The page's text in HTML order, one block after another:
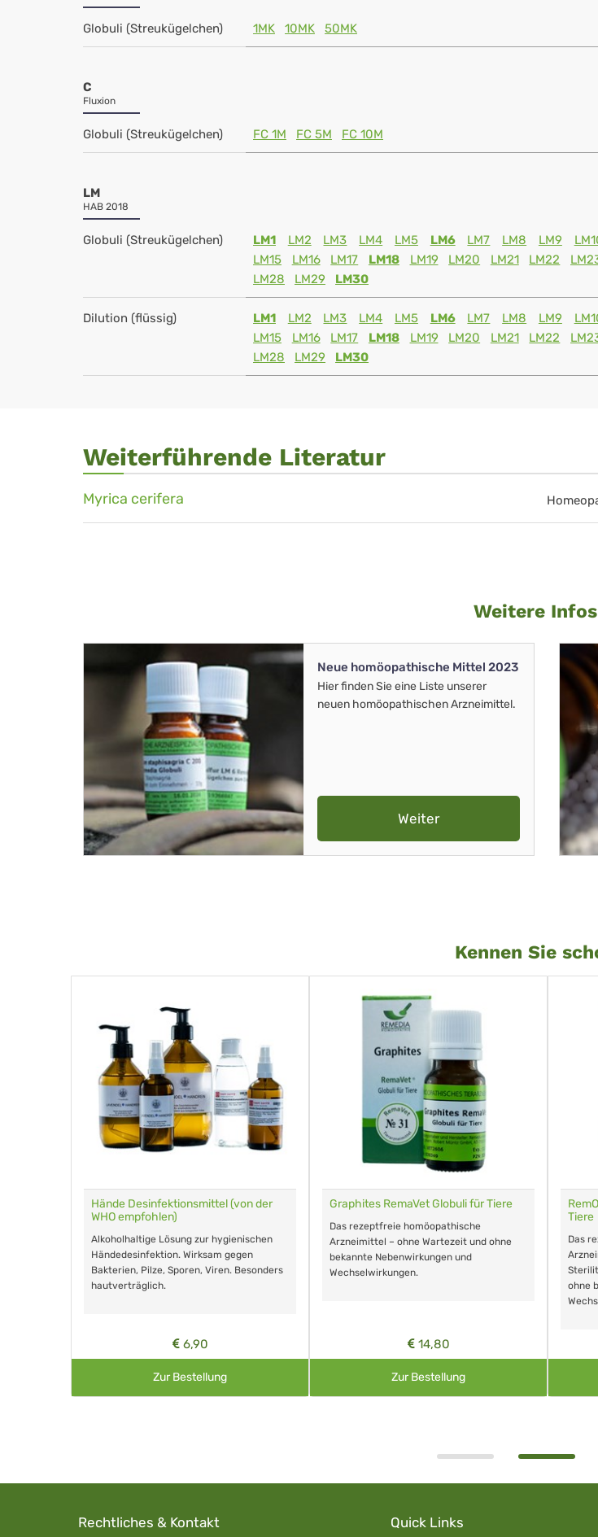
Globuli (Streukügelchen) 1MK 10MK 50MK
C
Fluxion
Globuli (Streukügelchen) FC 1M FC 5M FC 10M
LM
HAB 2018
Globuli (Streukügelchen) LM1 LM2 LM3 LM4 LM5 LM6 LM7 LM8 LM9
LM15
LM16 LM17 LM18 LM19 LM20 LM21 LM22
LM28
LM29 LM30
Dilution (flüssig) LM1 LM2 LM3 LM4 LM5 LM6 LM7 LM8 LM9
LM15
LM16 LM17 LM18 LM19 LM20 LM21 LM22
LM28
LM29 LM30
Weiterführende Literatur
Myrica cerifera
Weitere
Neue homöopathische Mittel 2023
Hier finden Sie eine Liste unserer
neuen homöopathischen Arzneimittel.
Weiter
Kennen Sie
Hände Desinfektionsmittel (von der
WHO empfohlen)
Alkoholhaltige Lösung zur hygienischen
Händedesinfektion. Wirksam gegen
Bakterien, Pilze, Sporen, Viren. Besonders
hautverträglich.
6,90
Zur Bestellung
Graphites RemaVet Globuli für Tiere
Das rezeptfreie homöopathische
Arzneimittel – ohne Wartezeit und ohne
bekannte Nebenwirkungen und
Wechselwirkungen.
14,80
Zur Bestellung
Tiere
Das
ohne
Rechtliches & Kontakt Quick Links